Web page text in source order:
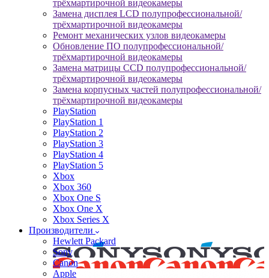
трёхмартирочной видеокамеры
Замена дисплея LCD полупрофессиональной/
трёхмартирочной видеокамеры
Ремонт механических узлов видеокамеры
Обновление ПО полупрофессиональной/
трёхмартирочной видеокамеры
Замена матрицы CCD полупрофессиональной/
трёхмартирочной видеокамеры
Замена корпусных частей полупрофессиональной/
трёхмартирочной видеокамеры
PlayStation
PlayStation 1
PlayStation 2
PlayStation 3
PlayStation 4
PlayStation 5
Xbox
Xbox 360
Xbox One S
Xbox One X
Xbox Series X
Производители
Hewlett Packard
Sony
Canon
Apple